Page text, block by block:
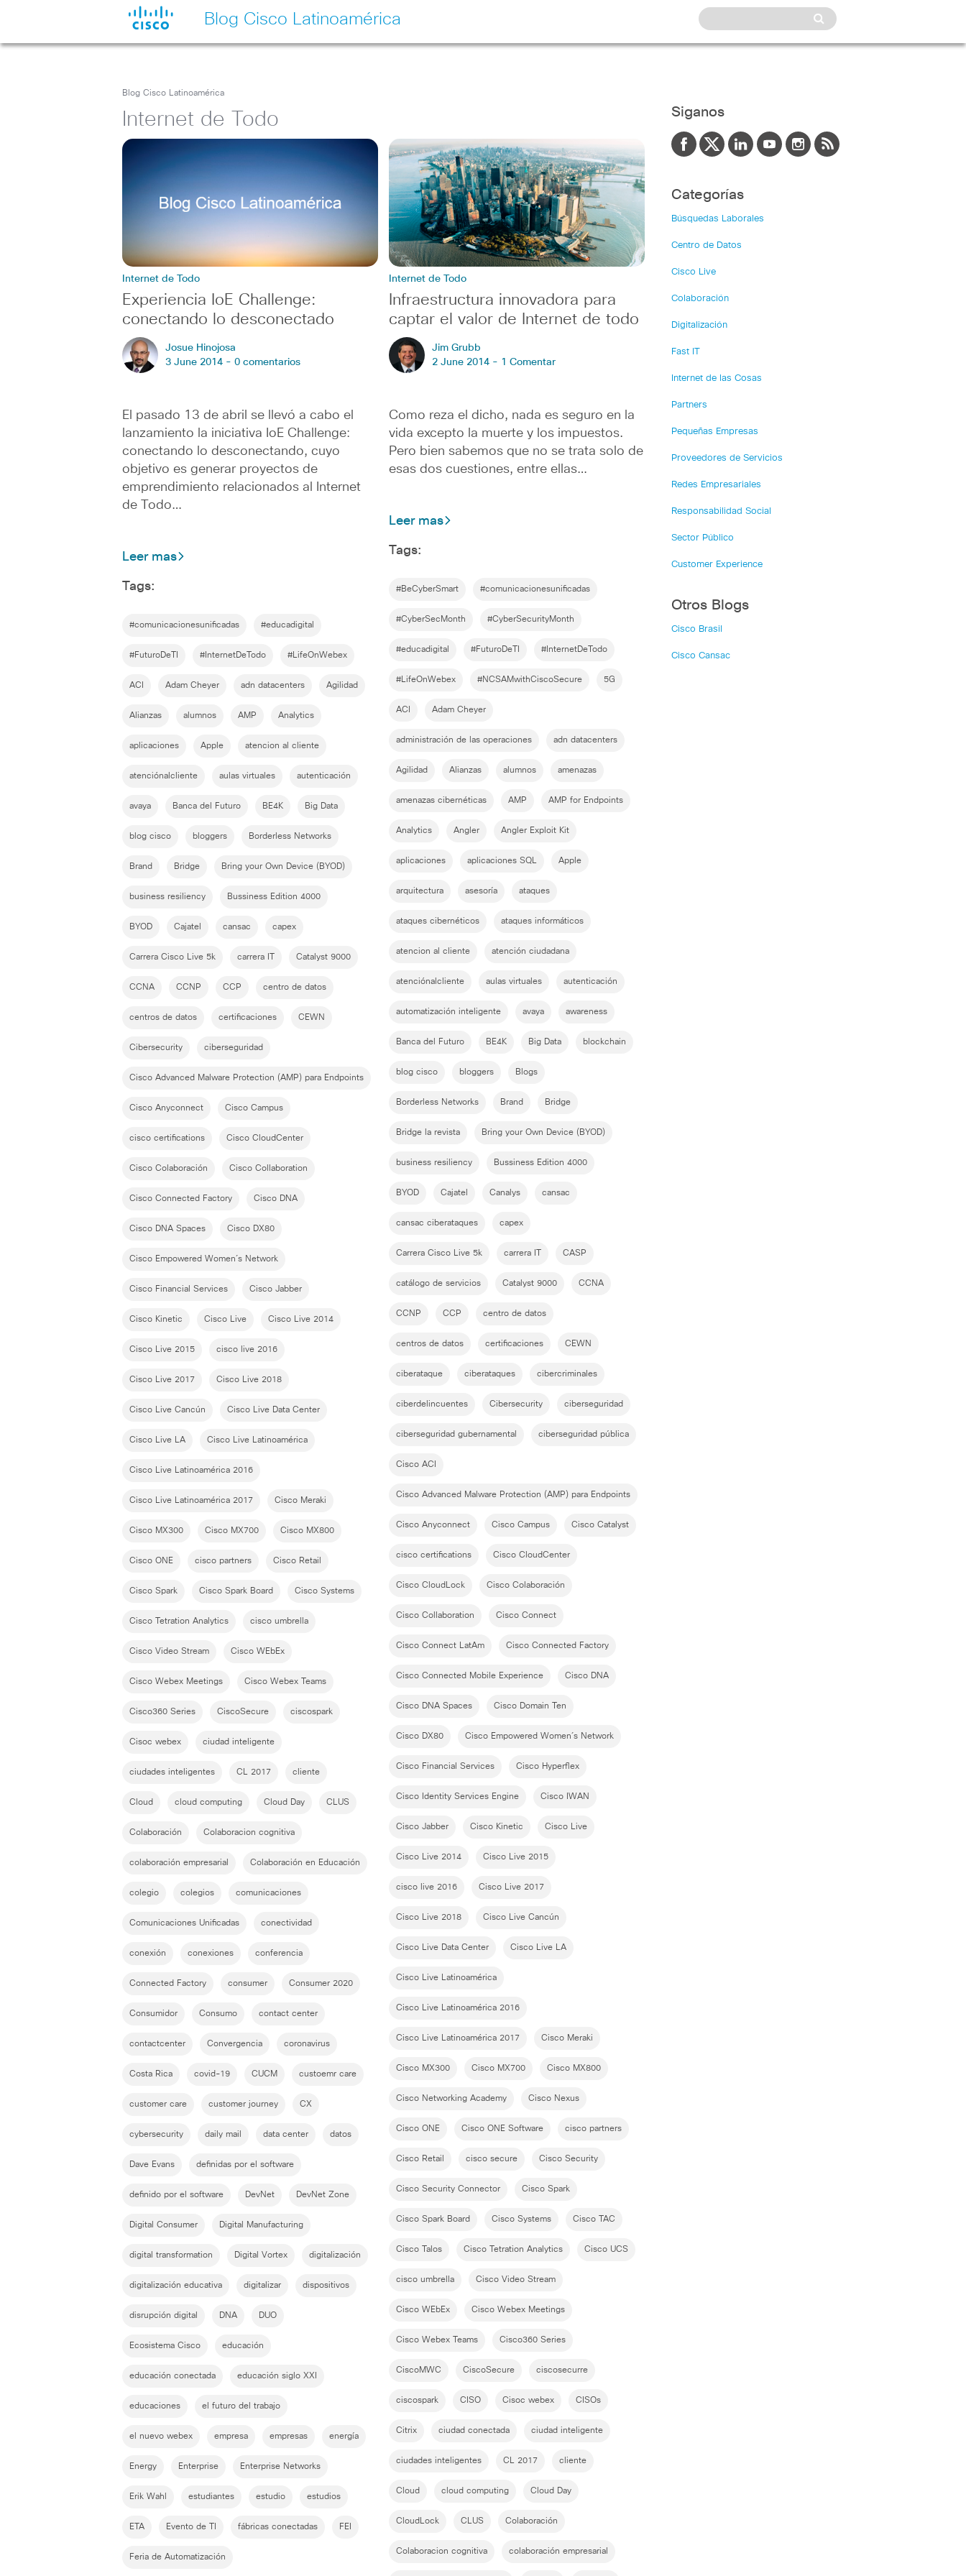
Blog Cisco Latinoamérica
Blog Cisco Latinoamérica
Internet de Todo
Internet de Todo
Experiencia IoE Challenge:
conectando lo desconectado
Josue Hinojosa
3 June 2014 - 0 comentarios
El pasado 13 de abril se llevó a cabo el
lanzamiento la iniciativa IoE Challenge:
conectando lo desconectando, cuyo
objetivo es generar proyectos de
emprendimiento relacionados al Internet
de Todo…
Leer mas
Tags:
#comunicacionesunificadas #educadigital
#FuturoDeTI #InternetDeTodo #LifeOnWebex
ACI Adam Cheyer adn datacenters Agilidad
Alianzas alumnos AMP Analytics
aplicaciones Apple atencion al cliente
atenciónalcliente aulas virtuales autenticación
avaya Banca del Futuro BE4K Big Data
blog cisco bloggers Borderless Networks
Brand Bridge Bring your Own Device (BYOD)
business resiliency Bussiness Edition 4000
BYOD Cajatel cansac capex
Carrera Cisco Live 5k carrera IT Catalyst 9000
CCNA CCNP CCP centro de datos
centros de datos certificaciones CEWN
Cibersecurity ciberseguridad
Cisco Advanced Malware Protection (AMP) para Endpoints
Cisco Anyconnect Cisco Campus
cisco certifications Cisco CloudCenter
Cisco Colaboración Cisco Collaboration
Cisco Connected Factory Cisco DNA
Cisco DNA Spaces Cisco DX80
Cisco Empowered Women´s Network
Cisco Financial Services Cisco Jabber
Cisco Kinetic Cisco Live Cisco Live 2014
Cisco Live 2015 cisco live 2016
Cisco Live 2017 Cisco Live 2018
Cisco Live Cancún Cisco Live Data Center
Cisco Live LA Cisco Live Latinoamérica
Cisco Live Latinoamérica 2016
Cisco Live Latinoamérica 2017 Cisco Meraki
Cisco MX300 Cisco MX700 Cisco MX800
Cisco ONE cisco partners Cisco Retail
Cisco Spark Cisco Spark Board Cisco Systems
Cisco Tetration Analytics cisco umbrella
Cisco Video Stream Cisco WEbEx
Cisco Webex Meetings Cisco Webex Teams
Cisco360 Series CiscoSecure ciscospark
Cisoc webex ciudad inteligente
ciudades inteligentes CL 2017 cliente
Cloud cloud computing Cloud Day CLUS
Colaboración Colaboracion cognitiva
colaboración empresarial Colaboración en Educación
colegio colegios comunicaciones
Comunicaciones Unificadas conectividad
conexión conexiones conferencia
Connected Factory consumer Consumer 2020
Consumidor Consumo contact center
contactcenter Convergencia coronavirus
Costa Rica covid-19 CUCM custoemr care
customer care customer journey CX
cybersecurity daily mail data center datos
Dave Evans definidas por el software
definido por el software DevNet DevNet Zone
Digital Consumer Digital Manufacturing
digital transformation Digital Vortex digitalización
digitalización educativa digitalizar dispositivos
disrupción digital DNA DUO
Ecosistema Cisco educación
educación conectada educación siglo XXI
educaciones el futuro del trabajo
el nuevo webex empresa empresas energía
Energy Enterprise Enterprise Networks
Erik Wahl estudiantes estudio estudios
ETA Evento de TI fábricas conectadas FEI
Feria de Automatización
Internet de Todo
Infraestructura innovadora para
captar el valor de Internet de todo
Jim Grubb
2 June 2014 - 1 Comentar
Como reza el dicho, nada es seguro en la
vida excepto la muerte y los impuestos.
Pero bien sabemos que no se trata solo de
esas dos cuestiones, entre ellas…
Leer mas
Tags:
#BeCyberSmart #comunicacionesunificadas
#CyberSecMonth #CyberSecurityMonth
#educadigital #FuturoDeTI #InternetDeTodo
#LifeOnWebex #NCSAMwithCiscoSecure 5G
ACI Adam Cheyer
administración de las operaciones adn datacenters
Agilidad Alianzas alumnos amenazas
amenazas cibernéticas AMP AMP for Endpoints
Analytics Angler Angler Exploit Kit
aplicaciones aplicaciones SQL Apple
arquitectura asesoría ataques
ataques cibernéticos ataques informáticos
atencion al cliente atención ciudadana
atenciónalcliente aulas virtuales autenticación
automatización inteligente avaya awareness
Banca del Futuro BE4K Big Data blockchain
blog cisco bloggers Blogs
Borderless Networks Brand Bridge
Bridge la revista Bring your Own Device (BYOD)
business resiliency Bussiness Edition 4000
BYOD Cajatel Canalys cansac
cansac ciberataques capex
Carrera Cisco Live 5k carrera IT CASP
catálogo de servicios Catalyst 9000 CCNA
CCNP CCP centro de datos
centros de datos certificaciones CEWN
ciberataque ciberataques cibercriminales
ciberdelincuentes Cibersecurity ciberseguridad
ciberseguridad gubernamental ciberseguridad pública
Cisco ACI
Cisco Advanced Malware Protection (AMP) para Endpoints
Cisco Anyconnect Cisco Campus Cisco Catalyst
cisco certifications Cisco CloudCenter
Cisco CloudLock Cisco Colaboración
Cisco Collaboration Cisco Connect
Cisco Connect LatAm Cisco Connected Factory
Cisco Connected Mobile Experience Cisco DNA
Cisco DNA Spaces Cisco Domain Ten
Cisco DX80 Cisco Empowered Women´s Network
Cisco Financial Services Cisco Hyperflex
Cisco Identity Services Engine Cisco IWAN
Cisco Jabber Cisco Kinetic Cisco Live
Cisco Live 2014 Cisco Live 2015
cisco live 2016 Cisco Live 2017
Cisco Live 2018 Cisco Live Cancún
Cisco Live Data Center Cisco Live LA
Cisco Live Latinoamérica
Cisco Live Latinoamérica 2016
Cisco Live Latinoamérica 2017 Cisco Meraki
Cisco MX300 Cisco MX700 Cisco MX800
Cisco Networking Academy Cisco Nexus
Cisco ONE Cisco ONE Software cisco partners
Cisco Retail cisco secure Cisco Security
Cisco Security Connector Cisco Spark
Cisco Spark Board Cisco Systems Cisco TAC
Cisco Talos Cisco Tetration Analytics Cisco UCS
cisco umbrella Cisco Video Stream
Cisco WEbEx Cisco Webex Meetings
Cisco Webex Teams Cisco360 Series
CiscoMWC CiscoSecure ciscosecurre
ciscospark CISO Cisoc webex CISOs
Citrix ciudad conectada ciudad inteligente
ciudades inteligentes CL 2017 cliente
Cloud cloud computing Cloud Day
CloudLock CLUS Colaboración
Colaboracion cognitiva colaboración empresarial
Siganos
Categorías
Búsquedas Laborales
Centro de Datos
Cisco Live
Colaboración
Digitalización
Fast IT
Internet de las Cosas
Partners
Pequeñas Empresas
Proveedores de Servicios
Redes Empresariales
Responsabilidad Social
Sector Público
Customer Experience
Otros Blogs
Cisco Brasil
Cisco Cansac